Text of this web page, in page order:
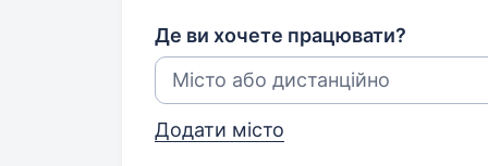
Де ви хочете працювати?
Додати місто